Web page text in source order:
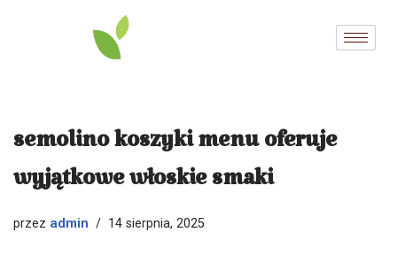
semolino koszyki menu oferuje
wyjątkowe włoskie smaki
przez admin 14 sierpnia, 2025